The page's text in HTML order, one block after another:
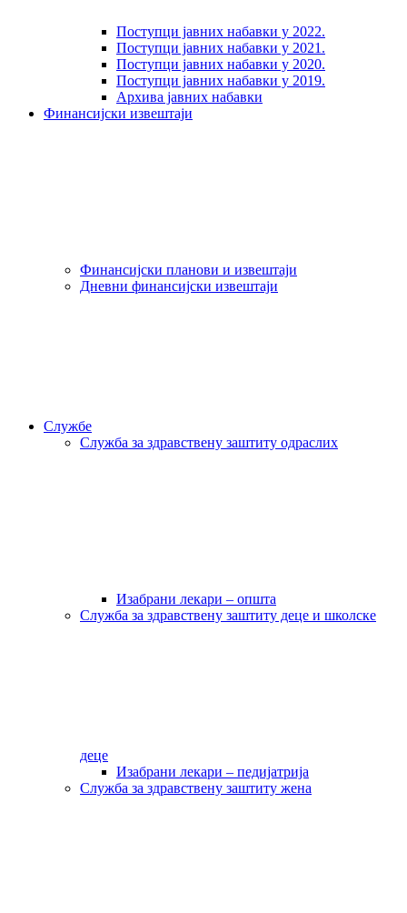
Поступци јавних набавки у 2022.
Поступци јавних набавки у 2021.
Поступци јавних набавки у 2020.
Поступци јавних набавки у 2019.
Архива јавних набавки
Финансијски извештаји
Финансијски планови и извештаји
Дневни финансијски извештаји
Службе
Служба за здравствену заштиту одраслих
Изабрани лекари – општа
Служба за здравствену заштиту деце и школске
деце
Изабрани лекари – педијатрија
Служба за здравствену заштиту жена